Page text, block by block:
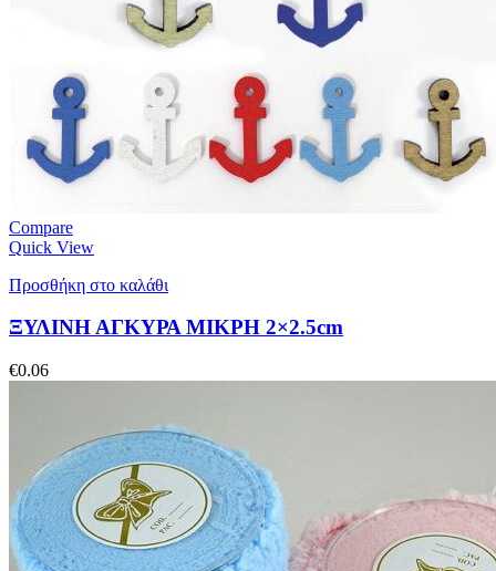
Compare
Quick View
Προσθήκη στο καλάθι
ΞΥΛΙΝΗ ΑΓΚΥΡΑ ΜΙΚΡΗ 2×2.5cm
€0.06